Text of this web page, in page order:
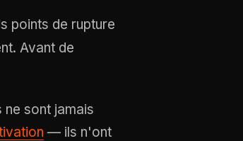
points de rupture
Avant de
ne sont jamais
— ils n'ont